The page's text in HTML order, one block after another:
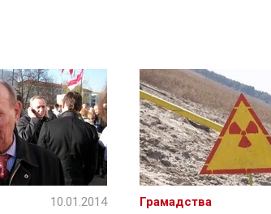
10.01.2014 Грамадства